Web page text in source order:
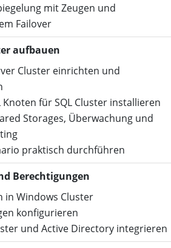
mit Zeugen und
Failover
aufbauen
Cluster einrichten und
Knoten für SQL Cluster installieren
Storages, Überwachung und
praktisch durchführen
Berechtigungen
in Windows Cluster
konfigurieren
und Active Directory integrieren